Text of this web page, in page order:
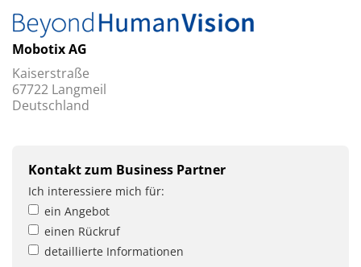
Mobotix AG
Kaiserstraße
67722 Langmeil
Deutschland
Kontakt zum Business Partner
Ich interessiere mich für:
ein Angebot
einen Rückruf
detaillierte Informationen